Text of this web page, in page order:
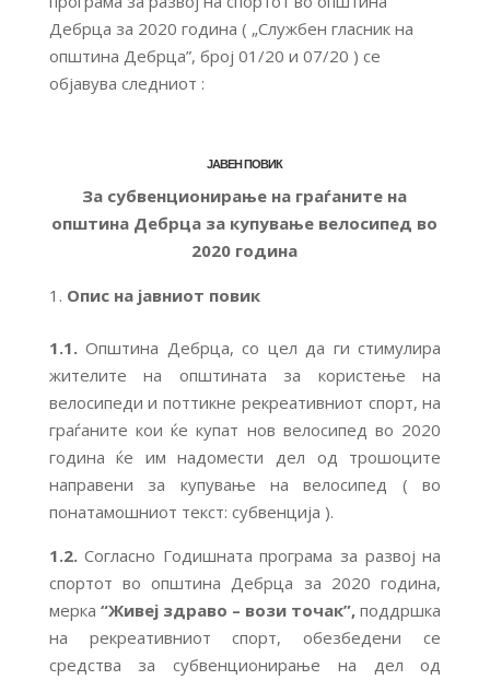
Дебрца за 2020 година ( „Службен гласник на
општина Дебрца”, број 01/20 и 07/20 ) се
објавува следниот :
ЈАВЕН ПОВИК
За субвенционирање на граѓаните на
општина Дебрца за купување велосипед во
2020 година
Опис на јавниот повик
1.1.Општина Дебрца, со цел да ги стимулира
жителите на општината за користење на
велосипеди и поттикне рекреативниот спорт, на
граѓаните кои ќе купат нов велосипед во 2020
година ќе им надомести дел од трошоците
направени за купување на велосипед ( во
понатамошниот текст: субвенција ).
1.2.Согласно Годишната програма за развој на
спортот во општина Дебрца за 2020 година,
мерка “Живеј здраво – вози точак”,поддршка
на рекреативниот спорт, обезбедени се
средства за субвенционирање на дел од